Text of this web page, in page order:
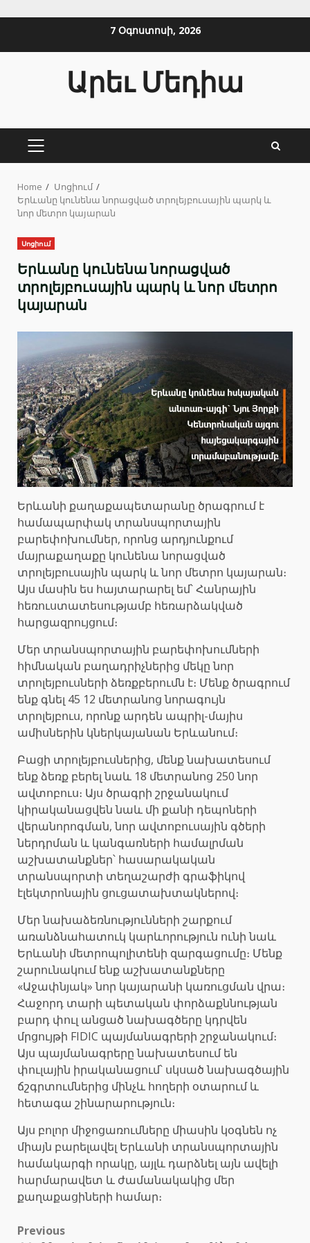
7 Օգոստոսի, 2026
Արեւ Մեդիա
PRIMARY
Home
Սոցիում
Երևանը կունենա նորացված տրոլեյբուսային պարկ և
նոր մետրո կայարան
Սոցիում
Երևանը կունենա նորացված
տրոլեյբուսային պարկ և նոր մետրո
կայարան
Երևանի քաղաքապետարանը ծրագրում է
համապարփակ տրանսպորտային
բարեփոխումներ, որոնց արդյունքում
մայրաքաղաքը կունենա նորացված
տրոլեյբուսային պարկ և նոր մետրո կայարան։
Այս մասին ես հայտարարել եմ՝ Հանրային
հեռուստատեսությամբ հեռարձակված
հարցազրույցում։
Մեր տրանսպորտային բարեփոխումների
հիմնական բաղադրիչներից մեկը նոր
տրոլեյբուսների ձեռքբերումն է։ Մենք ծրագրում
ենք գնել 45 12 մետրանոց նորագույն
տրոլեյբուս, որոնք արդեն ապրիլ-մայիս
ամիսներին կներկայանան Երևանում։
Բացի տրոլեյբուսներից, մենք նախատեսում
ենք ձեռք բերել նաև 18 մետրանոց 250 նոր
ավտոբուս։ Այս ծրագրի շրջանակում
կիրականացվեն նաև մի քանի դեպոների
վերանորոգման, նոր ավտոբուսային գծերի
ներդրման և կանգառների համալրման
աշխատանքներ՝ հասարակական
տրանսպորտի տեղաշարժի գրաֆիկով
էլեկտրոնային ցուցատախտակներով։
Մեր նախաձեռնությունների շարքում
առանձնահատուկ կարևորություն ունի նաև
Երևանի մետրոպոլիտենի զարգացումը։ Մենք
շարունակում ենք աշխատանքները
«Աջափնյակ» նոր կայարանի կառուցման վրա։
Հաջորդ տարի պետական փորձաքննության
բարդ փուլ անցած նախագծերը կդրվեն
մրցույթի FIDIC պայմանագրերի շրջանակում։
Այս պայմանագրերը նախատեսում են
փուլային իրականացում՝ սկսած նախագծային
ճշգրտումներից մինչև հողերի օտարում և
հետագա շինարարություն։
Այս բոլոր միջոցառումները միասին կօգնեն ոչ
միայն բարելավել Երևանի տրանսպորտային
համակարգի որակը, այլև դարձնել այն ավելի
հարմարավետ և ժամանակակից մեր
քաղաքացիների համար։
Post
Previous